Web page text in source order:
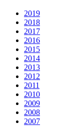
2019
2018
2017
2016
2015
2014
2013
2012
2011
2010
2009
2008
2007